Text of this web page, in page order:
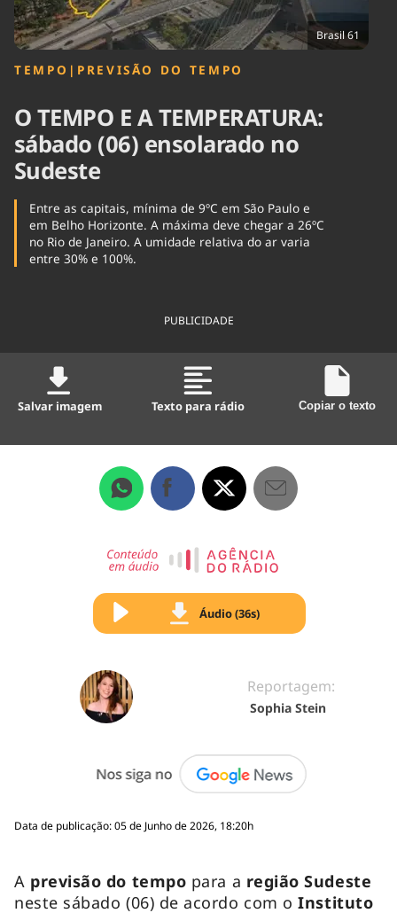
Brasil 61
TEMPO | PREVISÃO DO TEMPO
O TEMPO E A TEMPERATURA:
sábado (06) ensolarado no
Sudeste
Entre as capitais, mínima de 9ºC em São Paulo e
em Belho Horizonte. A máxima deve chegar a 26ºC
no Rio de Janeiro. A umidade relativa do ar varia
entre 30% e 100%.
PUBLICIDADE
Salvar imagem Texto para rádio Copiar o texto
Áudio (36s)
Reportagem:
Sophia Stein
Data de publicação: 05 de Junho de 2026, 18:20h
A previsão do tempo para a região Sudeste
neste sábado (06) de acordo com oInstituto